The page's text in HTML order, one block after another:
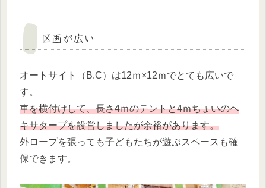
区画が広い
オートサイト（B.C）は12ｍ×12ｍでとても広いで
す。
車を横付けして、長さ4ｍのテントと4ｍちょいのヘ
キサタープを設営しましたが余裕があります。
外ロープを張っても子どもたちが遊ぶスペースも確
保できます。